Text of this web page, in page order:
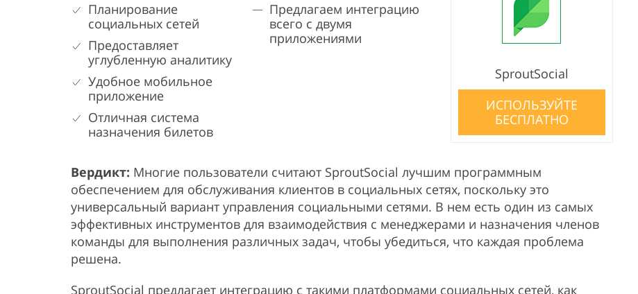
Планирование
социальных сетей
Предоставляет
углубленную аналитику
Удобное мобильное
приложение
Отличная система
назначения билетов
Предлагаем интеграцию
всего с двумя
приложениями
SproutSocial
ИСПОЛЬЗУЙТЕ
БЕСПЛАТНО
Вердикт: Многие пользователи считают SproutSocial лучшим программным
обеспечением для обслуживания клиентов в социальных сетях, поскольку это
универсальный вариант управления социальными сетями. В нем есть один из самых
эффективных инструментов для взаимодействия с менеджерами и назначения членов
команды для выполнения различных задач, чтобы убедиться, что каждая проблема
решена.
SproutSocial предлагает интеграцию с такими платформами социальных сетей, как